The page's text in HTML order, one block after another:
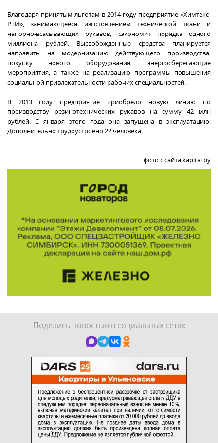
Благодаря принятым льготам в 2014 году предприятие «Химтекс-
РТИ», занимающееся изготовлением технической ткани и
напорно-всасывающих рукавов, сэкономит порядка одного
миллиона рублей. Высвобожденные средства планируется
направить на модернизацию действующего производства,
покупку нового оборудования, энергосберегающие
мероприятия, а также на реализацию программы повышения
социальной привлекательности рабочих специальностей.
В 2013 году предприятие приобрело новую линию по
производству резинотехнических рукавов на сумму 42 млн
рублей. С января этого года она запущена в эксплуатацию.
Дополнительно трудоустроено 22 человека.
фото с сайта kapital.by
Поделись новостью в социальных сетях